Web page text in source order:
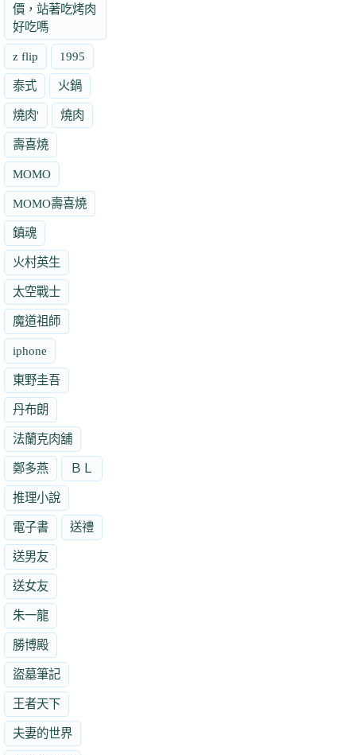
價，站著吃烤肉
好吃嗎
z flip 1995
泰式 火鍋
燒肉' 燒肉
壽喜燒
MOMO
MOMO壽喜燒
鎮魂
火村英生
太空戰士
魔道祖師
iphone
東野圭吾
丹布朗
法蘭克肉舖
鄭多燕 ＢＬ
推理小說
電子書 送禮
送男友
送女友
朱一龍
勝博殿
盜墓筆記
王者天下
夫妻的世界